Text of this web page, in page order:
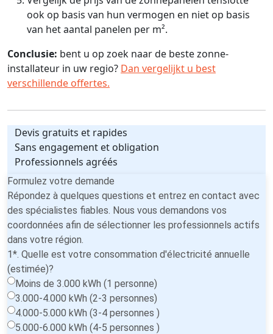
ook op basis van hun vermogen en niet op basis
van het aantal panelen per m².
Conclusie: bent u op zoek naar de beste zonne-
installateur in uw regio? Dan vergelijkt u best
verschillende offertes.
Devis gratuits et rapides
Sans engagement et obligation
Professionnels agréés
Formulez votre demande
Répondez à quelques questions et entrez en contact avec
des spécialistes fiables. Nous vous demandons vos
coordonnées afin de sélectionner les professionnels actifs
dans votre région.
1*. Quelle est votre consommation d'électricité annuelle
(estimée)?
Moins de 3.000 kWh (1 personne)
3.000-4.000 kWh (2-3 personnes)
4.000-5.000 kWh (3-4 personnes )
5.000-6.000 kWh (4-5 personnes )